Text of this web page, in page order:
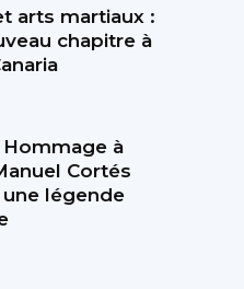
arts martiaux :
chapitre à
à
Cortés
une légende